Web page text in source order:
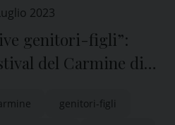
2023
genitori-figli”:
del Carmine di
genitori-figli